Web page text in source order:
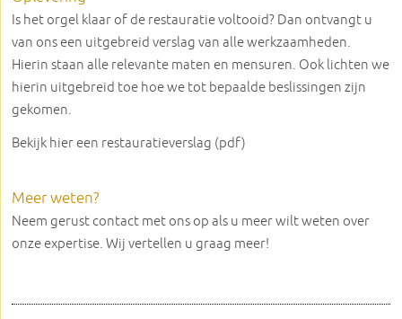
Is het orgel klaar of de restauratie voltooid? Dan ontvangt u
van ons een uitgebreid verslag van alle werkzaamheden.
Hierin staan alle relevante maten en mensuren. Ook lichten we
hierin uitgebreid toe hoe we tot bepaalde beslissingen zijn
gekomen.
Bekijk hier een restauratieverslag (pdf)
Meer weten?
Neem gerust contact met ons op als u meer wilt weten over
onze expertise. Wij vertellen u graag meer!